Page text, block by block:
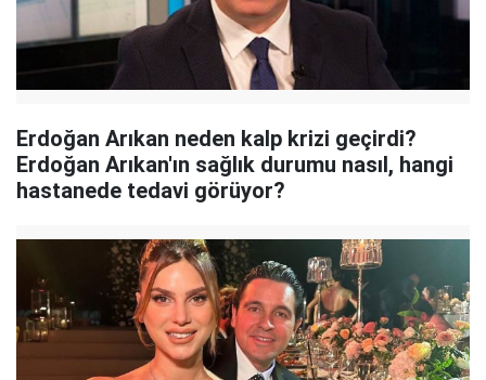
Erdoğan Arıkan neden kalp krizi geçirdi?
Erdoğan Arıkan'ın sağlık durumu nasıl, hangi
hastanede tedavi görüyor?